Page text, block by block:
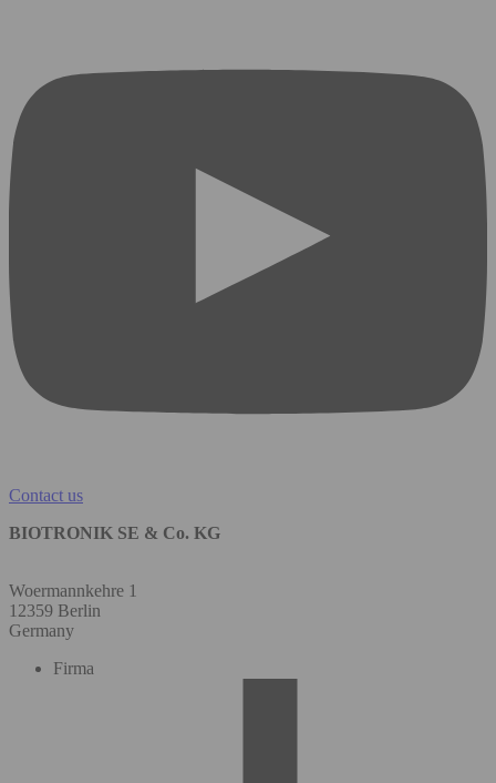
Contact us
BIOTRONIK SE & Co. KG
Woermannkehre 1
12359 Berlin
Germany
Firma